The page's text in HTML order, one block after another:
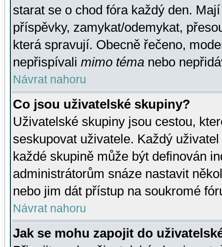
starat se o chod fóra každý den.
příspěvky, zamykat/odemykat,
která spravují. Obecně řečeno,
nepřispívali mimo téma nebo
Návrat nahoru
Co jsou uživatelské skupiny?
Uživatelské skupiny jsou cestou,
seskupovat uživatele. Každý
každé skupině může být definován
administrátorům snáze nastavit
nebo jim dát přístup na soukromé
Návrat nahoru
Jak se mohu zapojit do